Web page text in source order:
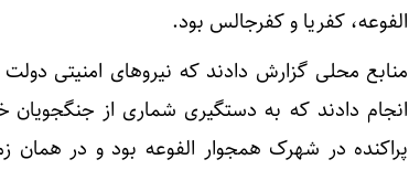
الفوعه، کفریا و کفرجالس بود.
منابع محلی گزارش دادند که نیروهای امنیتی
انجام دادند که به دستگیری شماری از جنگجویان
پراکنده در شهرک همجوار الفوعه بود و در همان